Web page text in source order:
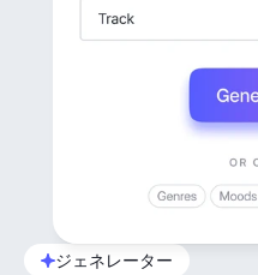
ジェネレーター